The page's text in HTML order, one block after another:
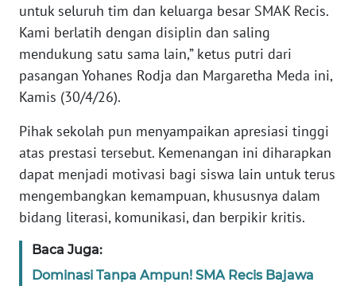
untuk seluruh tim dan keluarga besar SMAK Recis.
Kami berlatih dengan disiplin dan saling
mendukung satu sama lain,” ketus putri dari
pasangan Yohanes Rodja dan Margaretha Meda ini,
Kamis (30/4/26).
Pihak sekolah pun menyampaikan apresiasi tinggi
atas prestasi tersebut. Kemenangan ini diharapkan
dapat menjadi motivasi bagi siswa lain untuk terus
mengembangkan kemampuan, khususnya dalam
bidang literasi, komunikasi, dan berpikir kritis.
Baca Juga:
Dominasi Tanpa Ampun! SMA Recis Bajawa
REDAKSI
KARIR
DISCLAIMER
Wahana
News
Regional
SUMUT